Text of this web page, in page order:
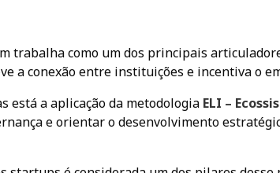
trabalha como um dos principais
a conexão entre instituições e incentiva o
está a aplicação da metodologia ELI –
e orientar o desenvolvimento